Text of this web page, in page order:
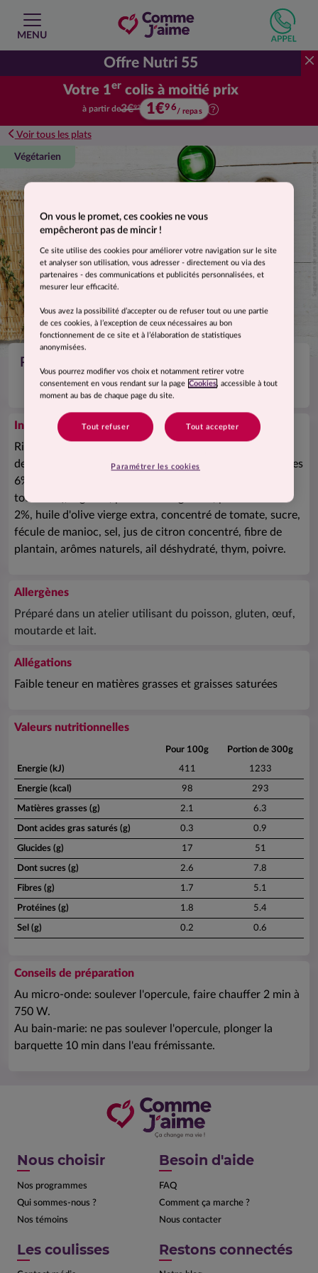
MENU
Offre Nutri 55
Votre 1er colis à moitié prix
Votre premier colis à moitié prix.
à partir de3€92 1€96/ repas
Voir tous les plats
Suggestion de présentation. Photo non contractuelle.
Végétarien
Petits légumes sauce provençale et riz
Ingrédients
Riz précuit 43% (riz blanc, eau, huile de colza, sel), pulpe
de tomates 30% (tomates, jus de tomates), eau, courgettes
6%, aubergines pré frites 5% (aubergines, huile de
tournesol), oignons, poivrons rouges 3%, poivrons verts
2%, huile d'olive vierge extra, concentré de tomate, sucre,
fécule de manioc, sel, jus de citron concentré, fibre de
plantain, arômes naturels, ail déshydraté, thym, poivre.
Allergènes
Préparé dans un atelier utilisant du poisson, gluten, œuf,
moutarde et lait.
Allégations
Faible teneur en matières grasses et graisses saturées
Valeurs nutritionnelles
Pour 100g Portion de 300g
Energie (kJ) 411 1233
Energie (kcal) 98 293
Matières grasses (g) 2.1 6.3
Dont acides gras saturés (g) 0.3 0.9
Glucides (g) 17 51
Dont sucres (g) 2.6 7.8
Fibres (g) 1.7 5.1
Protéines (g) 1.8 5.4
Sel (g) 0.2 0.6
Conseils de préparation
Au micro-onde: soulever l'opercule, faire chauffer 2 min à
750 W.
Au bain-marie: ne pas soulever l'opercule, plonger la
barquette 10 min dans l'eau frémissante.
Nous choisir
Nos programmes
Qui sommes-nous ?
Nos témoins
Besoin d'aide
FAQ
Comment ça marche ?
Nous contacter
Les coulisses Restons connectés
On vous le promet, ces cookies ne vous
empêcheront pas de mincir !
Ce site utilise des cookies pour améliorer votre navigation sur le site
et analyser son utilisation, vous adresser - directement ou via des
partenaires - des communications et publicités personnalisées, et
mesurer leur efficacité.
Vous avez la possibilité d’accepter ou de refuser tout ou une partie
de ces cookies, à l’exception de ceux nécessaires au bon
fonctionnement de ce site et à l’élaboration de statistiques
anonymisées.
Vous pourrez modifier vos choix et notamment retirer votre
consentement en vous rendant sur la page Cookies, accessible à tout
moment au bas de chaque page du site.
Tout refuser Tout accepter
Paramétrer les cookies